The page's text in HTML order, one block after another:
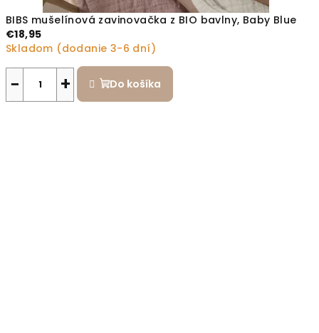
BIBS mušelínová zavinovačka z BIO bavlny, Baby Blue
€18,95
Skladom (dodanie 3-6 dní)
+
− Do košíka